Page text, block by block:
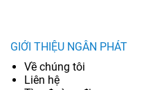
GIỚI THIỆU NGÂN PHÁT
Về chúng tôi
Liên hệ